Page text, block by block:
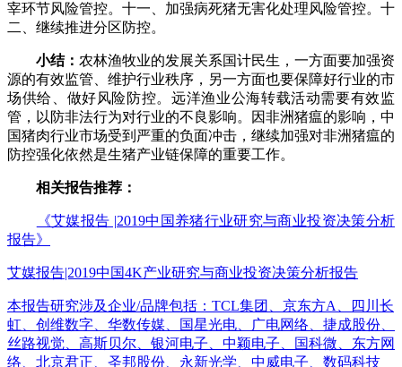
宰环节风险管控。十一、加强病死猪无害化处理风险管控。十
二、继续推进分区防控。
小结： 农林渔牧业的发展关系国计民生，一方面要加强资
源的有效监管、维护行业秩序，另一方面也要保障好行业的市
场供给、做好风险防控。远洋渔业公海转载活动需要有效监
管，以防非法行为对行业的不良影响。因非洲猪瘟的影响，中
国猪肉行业市场受到严重的负面冲击，继续加强对非洲猪瘟的
防控强化依然是生猪产业链保障的重要工作。
相关报告推荐：
《艾媒报告 |2019中国养猪行业研究与商业投资决策分析
报告》
艾媒报告|2019中国4K产业研究与商业投资决策分析报告
本报告研究涉及企业/品牌包括：TCL集团、京东方A、四川长
虹、创维数字、华数传媒、国星光电、广电网络、捷成股份、
丝路视觉、高斯贝尔、银河电子、中颖电子、国科微、东方网
络、北京君正、圣邦股份、永新光学、中威电子、数码科技